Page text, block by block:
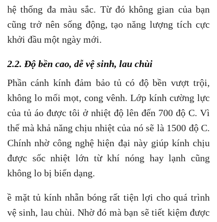
hệ thống đa màu sắc. Từ đó không gian của bạn
cũng trở nên sống động, tạo năng lượng tích cực
khởi đầu một ngày mới.
2.2. Độ bền cao, dễ vệ sinh, lau chùi
Phần cánh kính đảm bảo tủ có độ bền vượt trội,
không lo mối mọt, cong vênh. Lớp kính cường lực
của tủ áo được tôi ở nhiệt độ lên đến 700 độ C. Vì
thế mà khả năng chịu nhiệt của nó sẽ là 1500 độ C.
Chính nhờ công nghệ hiện đại này giúp kính chịu
được sốc nhiệt lớn từ khí nóng hay lạnh cũng
không lo bị biến dạng.
ề mặt tủ kính nhẵn bóng rất tiện lợi cho quá trình
vệ sinh, lau chùi. Nhờ đó mà bạn sẽ tiết kiệm được